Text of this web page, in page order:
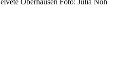
Oberhausen Foto: Julia Nöh